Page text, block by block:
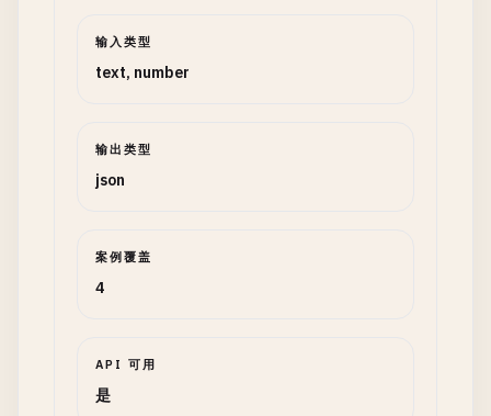
输入类型
text, number
输出类型
json
案例覆盖
4
API 可用
是